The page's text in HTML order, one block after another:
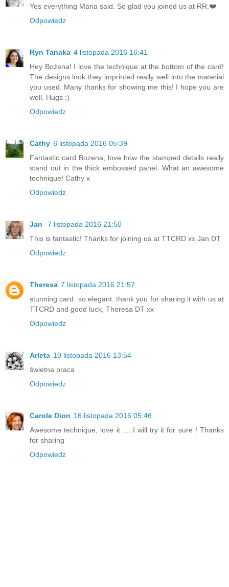
Yes everything Maria said. So glad you joined us at RR.❤️
Odpowiedz
Ryn Tanaka 4 listopada 2016 16:41
Hey Bożena! I love the technique at the bottom of the card!
The designs look they imprinted really well into the material
you used. Many thanks for showing me this! I hope you are
well. Hugs :)
Odpowiedz
Cathy 6 listopada 2016 05:39
Fantastic card Bozena, love how the stamped details really
stand out in the thick embossed panel. What an awesome
technique! Cathy x
Odpowiedz
Jan
7 listopada 2016 21:50
This is fantastic! Thanks for joining us at TTCRD xx Jan DT
Odpowiedz
Theresa 7 listopada 2016 21:57
stunning card. so elegant. thank you for sharing it with us at
TTCRD and good luck, Theresa DT xx
Odpowiedz
Arleta 10 listopada 2016 13:54
świetna praca
Odpowiedz
Carole Dion 16 listopada 2016 05:46
Awesome technique, love it .....I will try it for sure ! Thanks
for sharing
Odpowiedz